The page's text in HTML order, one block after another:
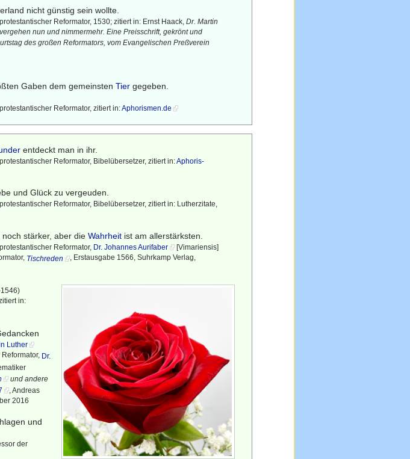
nicht günstig sein wollte.
Reformator, 1530; zitiert in: Ernst Haack,Dr. Martin
nun und nimmermehr. Eine Preisschrift, gekrönt und
des großen Reformators, vom Evangelischen Preßverein
Gaben dem gemeinstenTier gegeben.
Reformator, zitiert in:Aphorismen.de
entdeckt man in ihr.
Reformator, Bibelübersetzer, zitiert in:Aphoris-
und Glück zu vergeuden.
Reformator, Bibelübersetzer, zitiert in: Lutherzitate,
noch stärker, aber dieWahrheit ist am allerstärksten.
Reformator, Dr. Johannes Aurifaber [Vimariensis]
Tischreden
, Erstausgabe 1566, Suhrkamp Verlag,
in:
Luther
Dr.
und andere
, Andreas
2016
und
der